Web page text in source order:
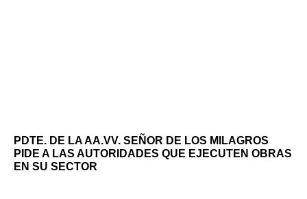
PDTE. DE LA AA.VV. SEÑOR DE LOS MILAGROS
PIDE A LAS AUTORIDADES QUE EJECUTEN OBRAS
EN SU SECTOR